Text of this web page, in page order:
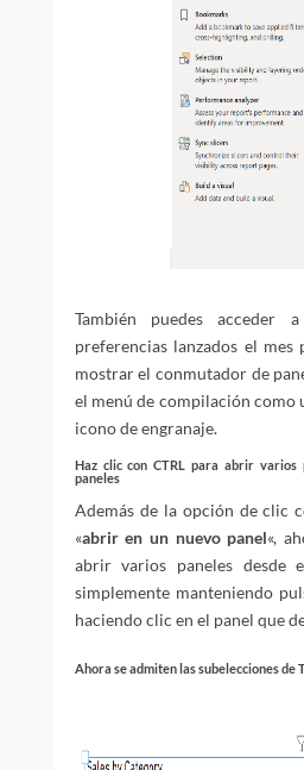
También puedes
preferencias lanzados el mes
mostrar el conmutador de
el menú de compilación como
icono de engranaje.
Haz clic con CTRL para abrir varios
paneles
Además de la opción de clic
«abrir en un nuevo panel«,
abrir varios paneles desde
simplemente manteniendo
haciendo clic en el panel que
Ahora se admiten las subelecciones de